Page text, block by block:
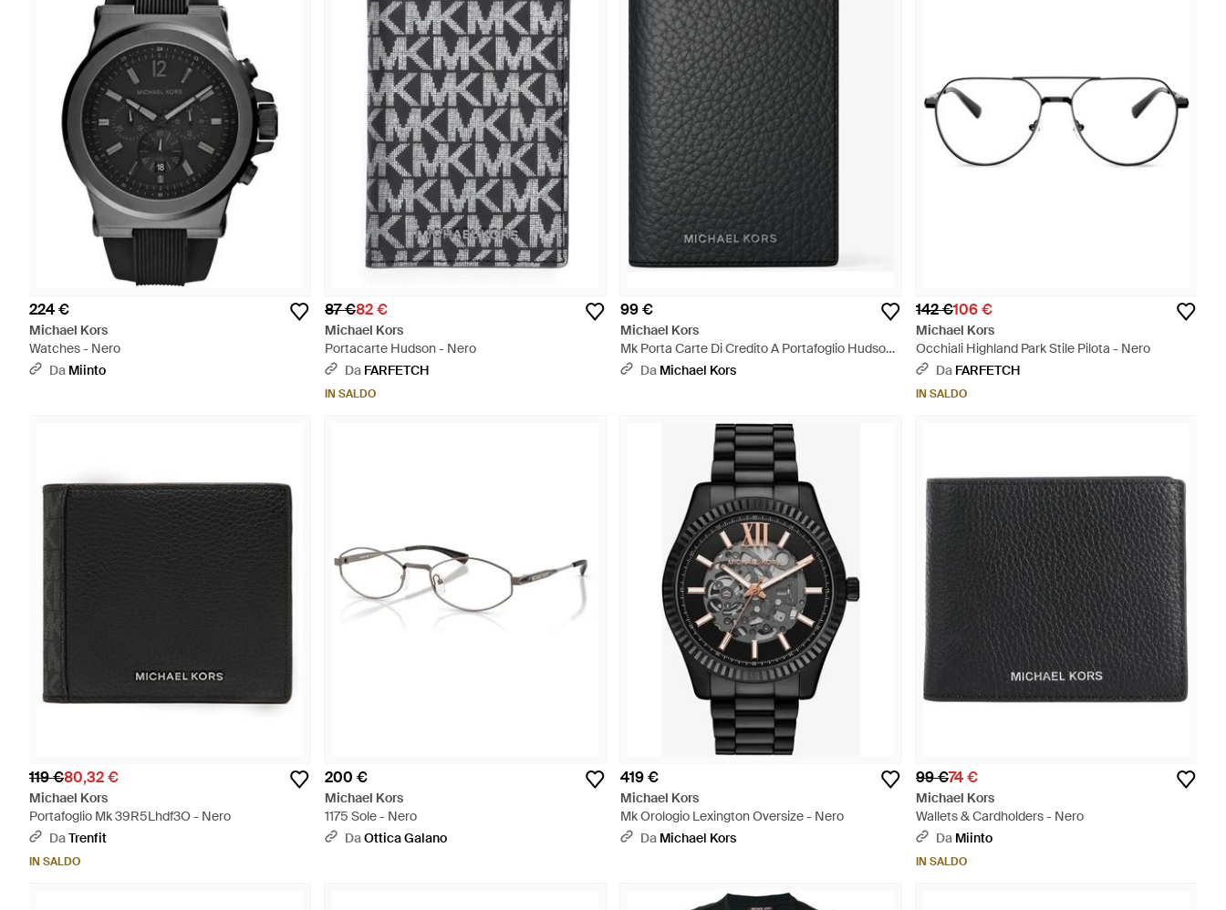
224 €
Michael Kors
Watches - Nero
Da Miinto
87 €82 €
Michael Kors
Portacarte Hudson - Nero
Da FARFETCH
IN SALDO
99 €
Michael Kors
Mk Porta Carte Di Credito A Portafoglio Hudson -
NeroDa Michael Kors
142 €106 €
Michael Kors
Occhiali Highland Park Stile Pilota - Nero
Da FARFETCH
IN SALDO
119 €80,32 €
Michael Kors
Portafoglio Mk 39R5Lhdf3O - Nero
DaTrenfit
IN SALDO
200 €
Michael Kors
1175 Sole - Nero
DaOttica Galano
419 €
Michael Kors
Mk Orologio Lexington Oversize - Nero
Da Michael Kors
99 €74 €
Michael Kors
Wallets & Cardholders - Nero
Da Miinto
IN SALDO